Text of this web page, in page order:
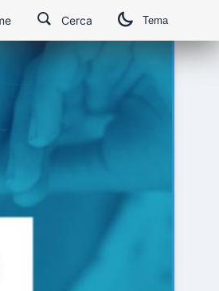
Cerca Tema